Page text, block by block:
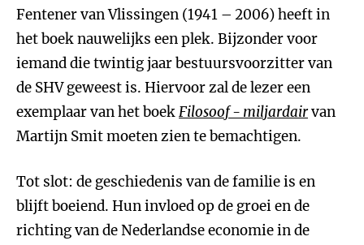
Fentener van Vlissingen (1941 – 2006) heeft in
het boek nauwelijks een plek. Bijzonder voor
iemand die twintig jaar bestuursvoorzitter van
de SHV geweest is. Hiervoor zal de lezer een
exemplaar van het boekFilosoof - miljardairvan
Martijn Smit moeten zien te bemachtigen.
Tot slot: de geschiedenis van de familie is en
blijft boeiend. Hun invloed op de groei en de
richting van de Nederlandse economie in de